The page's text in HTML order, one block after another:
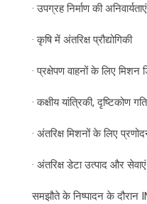
· उपग्रह निर्माण की अनिवार्यताएं
· कृषि में अंतरिक्ष प्रौद्योगिकी
· प्रक्षेपण वाहनों के लिए मिशन
· कक्षीय यांत्रिकी, दृष्टिकोण
· अंतरिक्ष मिशनों के लिए
· अंतरिक्ष डेटा उत्पाद और सेवाएं
समझौते के निष्पादन के